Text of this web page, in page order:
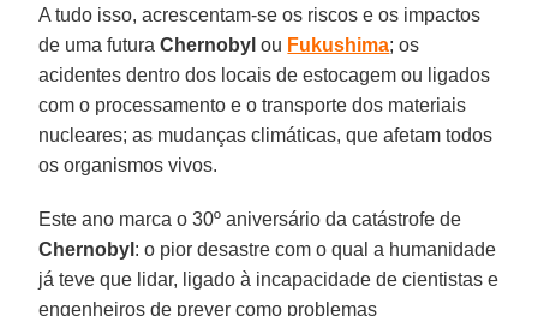
A tudo isso, acrescentam-se os riscos e os impactos
de uma futuraChernobyl ou Fukushima; os
acidentes dentro dos locais de estocagem ou ligados
com o processamento e o transporte dos materiais
nucleares; as mudanças climáticas, que afetam todos
os organismos vivos.
Este ano marca o 30º aniversário da catástrofe de
Chernobyl : o pior desastre com o qual a humanidade
já teve que lidar, ligado à incapacidade de cientistas e
engenheiros de prever como problemas